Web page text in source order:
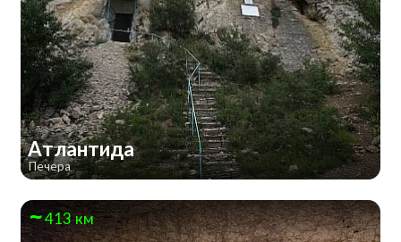
Атлантида
Печера
413 км